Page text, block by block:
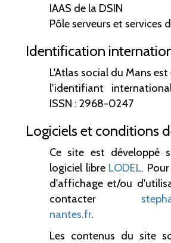
IAAS de la DSIN
Pôle serveurs et services
Identification
L'Atlas social du Mans
l'identifiant
ISSN : 2968-0247
Logiciels et conditions
Ce site est développé
logiciel libre LODEL.
d'affichage et/ou
contacter
nantes.fr.
Les contenus du site